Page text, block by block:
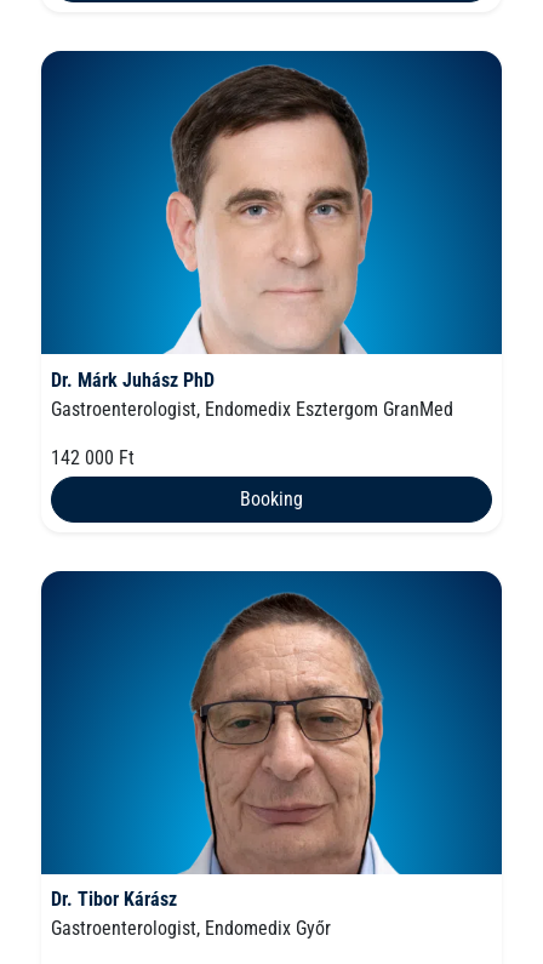
Dr. Márk Juhász PhD
Gastroenterologist, Endomedix Esztergom GranMed
142 000 Ft
Booking
Dr. Tibor Kárász
Gastroenterologist, Endomedix Győr